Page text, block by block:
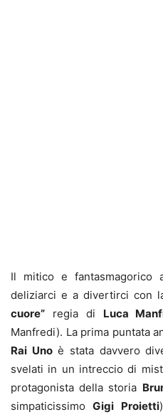
Il mitico e fantasmagorico
deliziarci e a divertirci con
cuore” regia di Luca
Manfredi). La prima puntata
Rai Unoè stata davvero
svelati in un intreccio di
protagonista della storia
simpaticissimoGigi Proietti